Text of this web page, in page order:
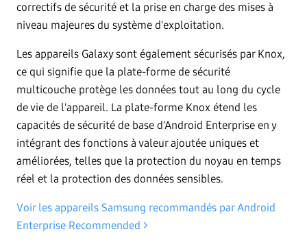
correctifs de sécurité et la prise en charge des mises à
niveau majeures du système d'exploitation.
Les appareils Galaxy sont également sécurisés par Knox,
ce qui signifie que la plate-forme de sécurité
multicouche protège les données tout au long du cycle
de vie de l'appareil. La plate-forme Knox étend les
capacités de sécurité de base d'Android Enterprise en y
intégrant des fonctions à valeur ajoutée uniques et
améliorées, telles que la protection du noyau en temps
réel et la protection des données sensibles.
Voir les appareils Samsung recommandés par Android
Enterprise Recommended >